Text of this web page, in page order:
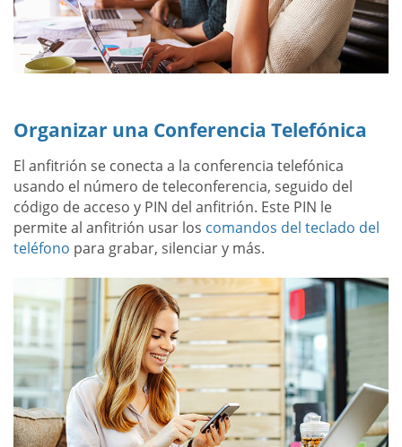
Organizar una Conferencia Telefónica
El anfitrión se conecta a la conferencia telefónica
usando el número de teleconferencia, seguido del
código de acceso y PIN del anfitrión. Este PIN le
permite al anfitrión usar los comandos del teclado del
teléfono para grabar, silenciar y más.